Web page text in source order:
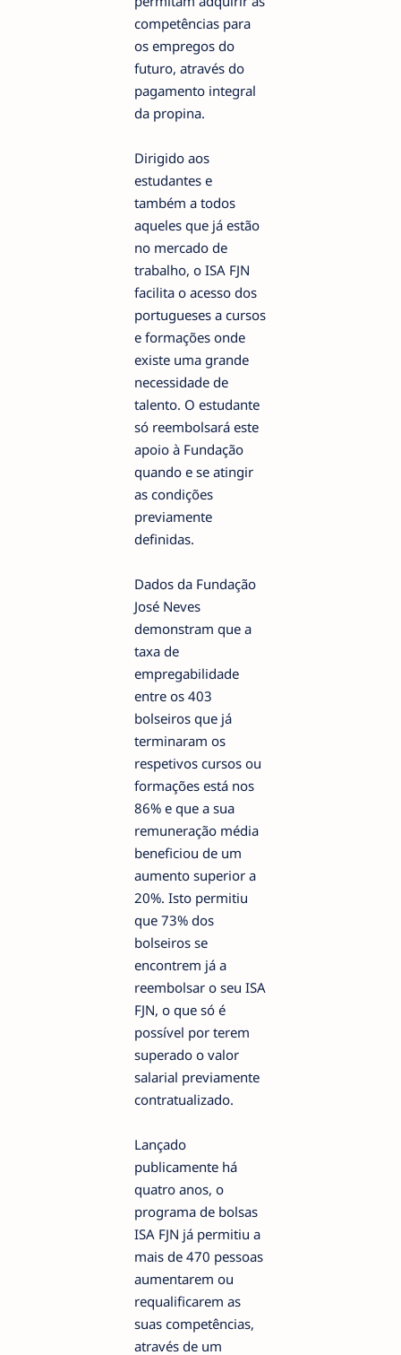
competências para
os empregos do
futuro, através do
pagamento integral
da propina.
Dirigido aos
estudantes e
também a todos
aqueles que já estão
no mercado de
trabalho, o ISA FJN
facilita o acesso dos
portugueses a cursos
e formações onde
existe uma grande
necessidade de
talento. O estudante
só reembolsará este
apoio à Fundação
quando e se atingir
as condições
previamente
definidas.
Dados da Fundação
José Neves
demonstram que a
taxa de
empregabilidade
entre os 403
bolseiros que já
terminaram os
respetivos cursos ou
formações está nos
86% e que a sua
remuneração média
beneficiou de um
aumento superior a
20%. Isto permitiu
que 73% dos
bolseiros se
encontrem já a
reembolsar o seu ISA
FJN, o que só é
possível por terem
superado o valor
salarial previamente
contratualizado.
Lançado
publicamente há
quatro anos, o
programa de bolsas
ISA FJN já permitiu a
mais de 470 pessoas
aumentarem ou
requalificarem as
suas competências,
através de um